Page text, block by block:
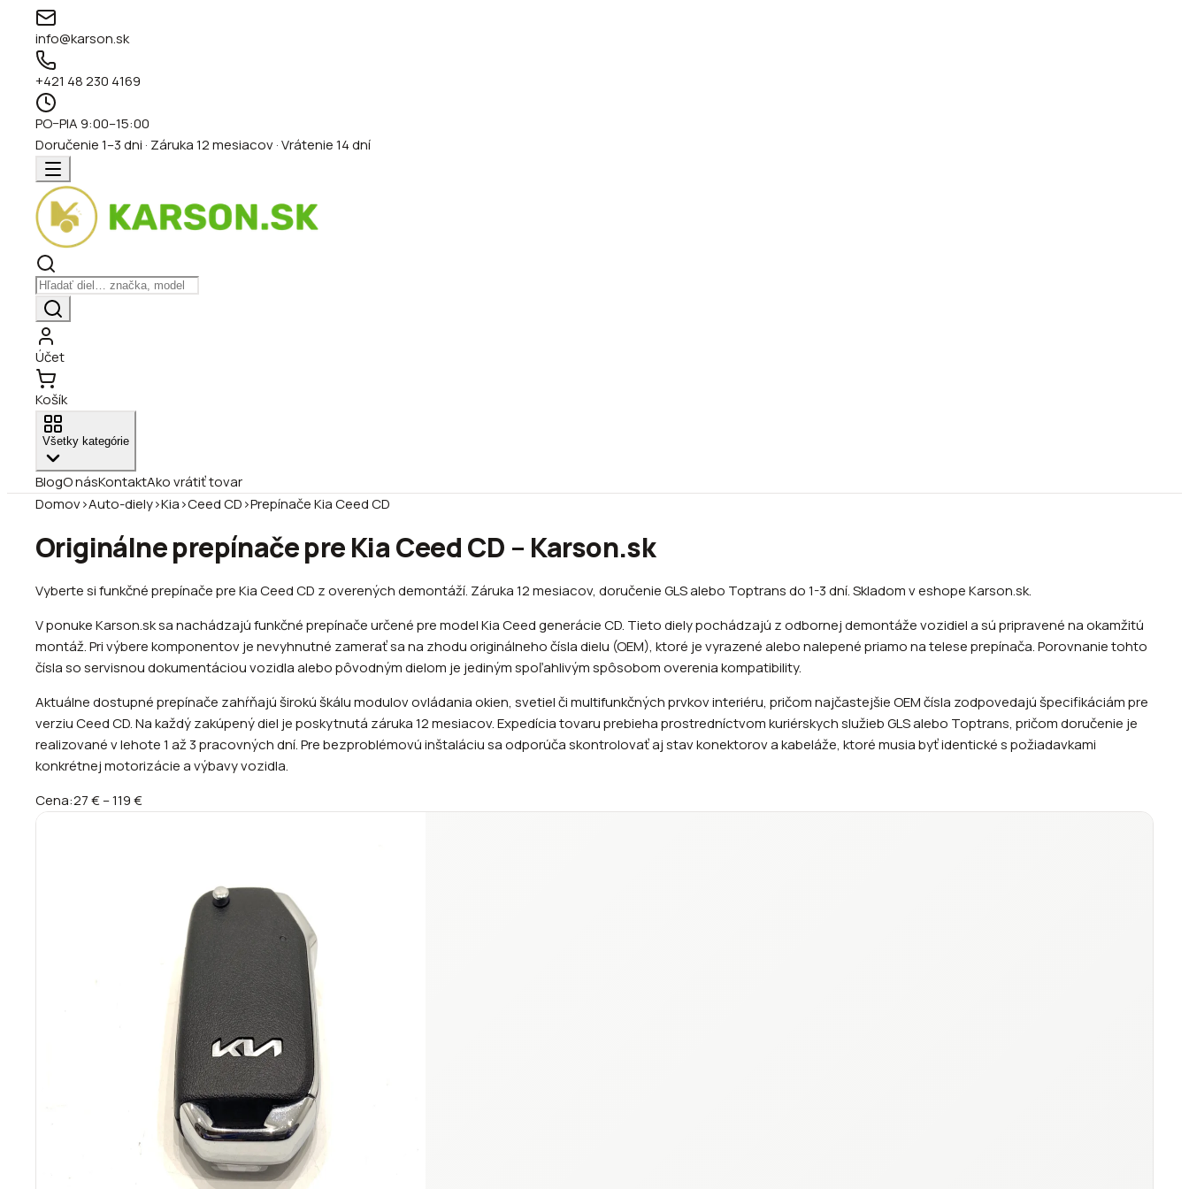
info@karson.sk
+421 48 230 4169
PO–PIA 9:00–15:00
Doručenie 1–3 dni · Záruka 12 mesiacov · Vrátenie 14 dní
Účet
Košík
Všetky kategórie
BlogO násKontaktAko vrátiť tovar
Domov›Auto-diely›Kia›Ceed CD›Prepínače Kia Ceed CD
Originálne prepínače pre Kia Ceed CD – Karson.sk
Vyberte si funkčné prepínače pre Kia Ceed CD z overených demontáží. Záruka 12 mesiacov, doručenie GLS alebo Toptrans do 1-3 dní. Skladom v eshope Karson.sk.
V ponuke Karson.sk sa nachádzajú funkčné prepínače určené pre model Kia Ceed generácie CD. Tieto diely pochádzajú z odbornej demontáže vozidiel a sú pripravené na okamžitú
montáž. Pri výbere komponentov je nevyhnutné zamerať sa na zhodu originálneho čísla dielu (OEM), ktoré je vyrazené alebo nalepené priamo na telese prepínača. Porovnanie tohto
čísla so servisnou dokumentáciou vozidla alebo pôvodným dielom je jediným spoľahlivým spôsobom overenia kompatibility.
Aktuálne dostupné prepínače zahŕňajú širokú škálu modulov ovládania okien, svetiel či multifunkčných prvkov interiéru, pričom najčastejšie OEM čísla zodpovedajú špecifikáciám pre
verziu Ceed CD. Na každý zakúpený diel je poskytnutá záruka 12 mesiacov. Expedícia tovaru prebieha prostredníctvom kuriérskych služieb GLS alebo Toptrans, pričom doručenie je
realizované v lehote 1 až 3 pracovných dní. Pre bezproblémovú inštaláciu sa odporúča skontrolovať aj stav konektorov a kabeláže, ktoré musia byť identické s požiadavkami
konkrétnej motorizácie a výbavy vozidla.
Cena:27 €–119 €